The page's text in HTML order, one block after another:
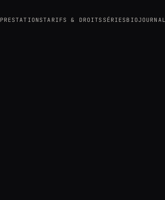
PRESTATIONSTARIFS & DROITS SÉRIES BIOJOURNAL